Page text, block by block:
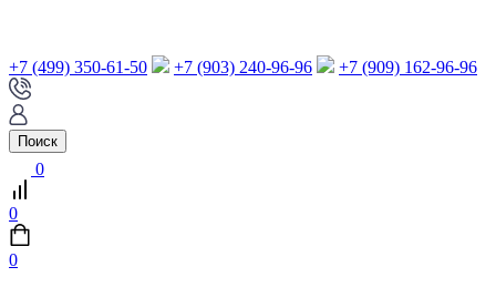
+7 (499) 350-61-50 +7 (903) 240-96-96 +7 (909) 162-96-96
Поиск
0
0
0